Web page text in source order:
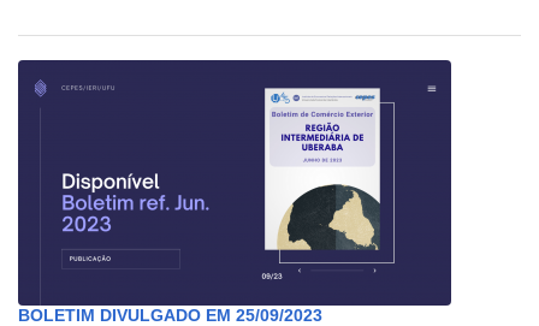
BOLETIM DIVULGADO EM 25/09/2023